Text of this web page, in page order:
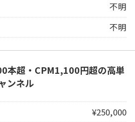
不明
不明
本超・CPM1,100円超の高単
ンネル
¥250,000